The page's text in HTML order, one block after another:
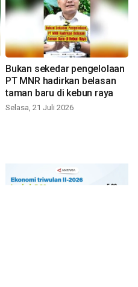
Bukan sekedar pengelolaan
PT MNR hadirkan belasan
taman baru di kebun raya
Selasa, 21 Juli 2026